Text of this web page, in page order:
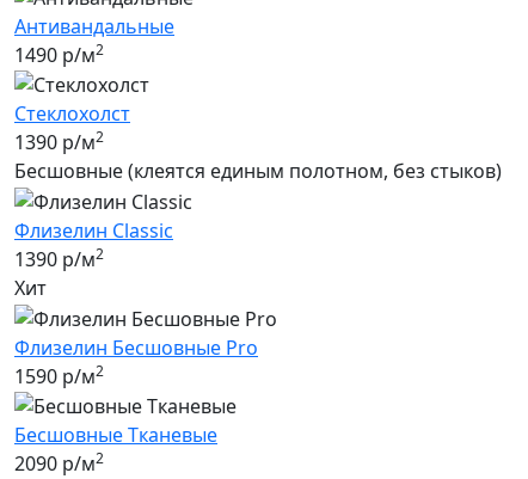
Антивандальные
1490 р/м2
Стеклохолст
1390 р/м2
Бесшовные (клеятся единым полотном, без стыков)
Флизелин Classic
1390 р/м2
Хит
Флизелин Бесшовные Pro
1590 р/м2
Бесшовные Tканевые
2090 р/м2